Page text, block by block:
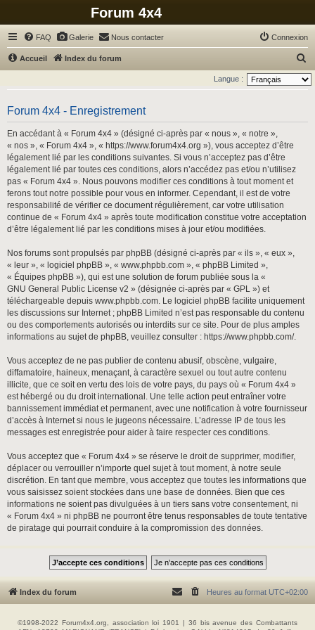
Forum 4x4
FAQ Galerie Nous contacter Connexion
Accueil Index du forum
e
c
e
Langue :
Forum 4x4 - Enregistrement
En accédant à « Forum 4x4 » (désigné ci-après par « nous », « notre »,
« nos », « Forum 4x4 », « https://www.forum4x4.org »), vous acceptez d’être
légalement lié par les conditions suivantes. Si vous n’acceptez pas d’être
légalement lié par toutes ces conditions, alors n’accédez pas et/ou n’utilisez
pas « Forum 4x4 ». Nous pouvons modifier ces conditions à tout moment et
ferons tout notre possible pour vous en informer. Cependant, il est de votre
responsabilité de vérifier ce document régulièrement, car votre utilisation
continue de « Forum 4x4 » après toute modification constitue votre acceptation
d’être légalement lié par les conditions mises à jour et/ou modifiées.
Nos forums sont propulsés par phpBB (désigné ci-après par « ils », « eux »,
« leur », « logiciel phpBB », « www.phpbb.com », « phpBB Limited »,
« Équipes phpBB »), qui est une solution de forum publiée sous la «
GNU General Public License v2 » (désignée ci-après par « GPL ») et
téléchargeable depuis www.phpbb.com. Le logiciel phpBB facilite uniquement
les discussions sur Internet ; phpBB Limited n’est pas responsable du contenu
ou des comportements autorisés ou interdits sur ce site. Pour de plus amples
informations au sujet de phpBB, veuillez consulter : https://www.phpbb.com/.
Vous acceptez de ne pas publier de contenu abusif, obscène, vulgaire,
diffamatoire, haineux, menaçant, à caractère sexuel ou tout autre contenu
illicite, que ce soit en vertu des lois de votre pays, du pays où « Forum 4x4 »
est hébergé ou du droit international. Une telle action peut entraîner votre
bannissement immédiat et permanent, avec une notification à votre fournisseur
d’accès à Internet si nous le jugeons nécessaire. L’adresse IP de tous les
messages est enregistrée pour aider à faire respecter ces conditions.
Vous acceptez que « Forum 4x4 » se réserve le droit de supprimer, modifier,
déplacer ou verrouiller n’importe quel sujet à tout moment, à notre seule
discrétion. En tant que membre, vous acceptez que toutes les informations que
vous saisissez soient stockées dans une base de données. Bien que ces
informations ne soient pas divulguées à un tiers sans votre consentement, ni
« Forum 4x4 » ni phpBB ne pourront être tenus responsables de toute tentative
de piratage qui pourrait conduire à la compromission des données.
Index du forum Heures au format UTC+02:00
©1998-2022 Forum4x4.org, association loi 1901 | 36 bis avenue des Combattants